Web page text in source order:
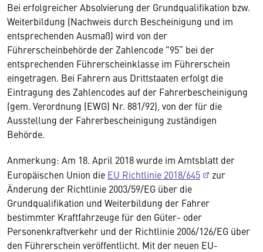
Bei erfolgreicher Absolvierung der Grundqualifikation bzw.
Weiterbildung (Nachweis durch Bescheinigung und im
entsprechenden Ausmaß) wird von der
Führerscheinbehörde der Zahlencode "95“ bei der
entsprechenden Führerscheinklasse im Führerschein
eingetragen. Bei Fahrern aus Drittstaaten erfolgt die
Eintragung des Zahlencodes auf der Fahrerbescheinigung
(gem. Verordnung (EWG) Nr. 881/92), von der für die
Ausstellung der Fahrerbescheinigung zuständigen
Behörde.
Anmerkung: Am 18. April 2018 wurde im Amtsblatt der
Europäischen Union die EU Richtlinie 2018/645
zur
Änderung der Richtlinie 2003/59/EG über die
Grundqualifikation und Weiterbildung der Fahrer
bestimmter Kraftfahrzeuge für den Güter- oder
Personenkraftverkehr und der Richtlinie 2006/126/EG über
den Führerschein veröffentlicht. Mit der neuen EU-